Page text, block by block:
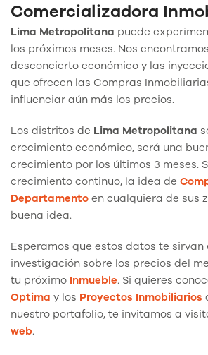
Comercializadora
Lima Metropolitana puede
los próximos meses. Nos
desconcierto económico y las
que ofrecen las Compras
influenciar aún más los precios.
Los distritos de Lima Metropolitana
crecimiento económico, será una
crecimiento por los últimos 3 meses.
crecimiento continuo, la idea de
Departamento en cualquiera de sus
buena idea.
Esperamos que estos datos te sirvan
investigación sobre los precios del
tu próximo Inmueble. Si quieres
Optima y los Proyectos Inmobiliarios
nuestro portafolio, te invitamos a
web.